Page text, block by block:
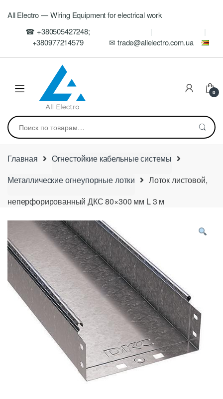
navigation
All Electro — Wiring Equipment for electrical work
☎ +380505427248;
+380977214579
✉ trade@allelectro.com.ua
0
Искать:
Главная
Огнестойкие кабельные системы
Металлические огнеупорные лотки
Лоток листовой,
неперфорированный ДКС 80×300 мм L 3 м